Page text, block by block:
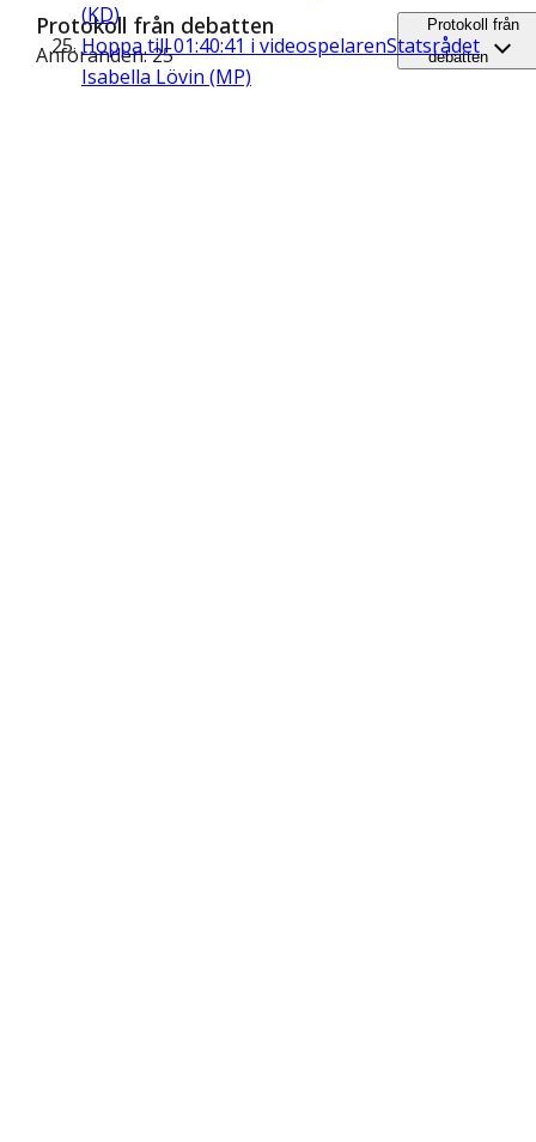
(KD)
Hoppa till01:40:41 i videospelarenStatsrådet
Isabella Lövin (MP)
Protokoll från debatten
Anföranden: 25
Protokoll från
debatten